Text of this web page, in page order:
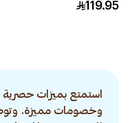
119.95
استمتع بميزات
وخصومات مميزة.